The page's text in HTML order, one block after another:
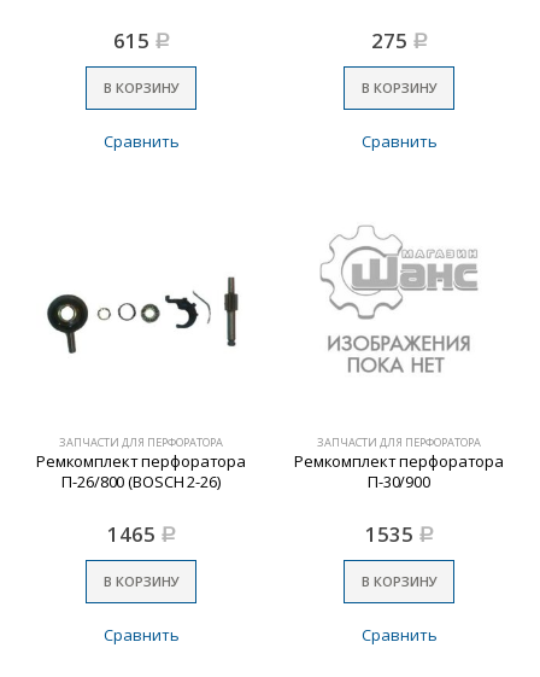
615 Р
В КОРЗИНУ
Сравнить
275 Р
В КОРЗИНУ
Сравнить
ЗАПЧАСТИ ДЛЯ ПЕРФОРАТОРА
Ремкомплект перфоратора
П-26/800 (BOSCH 2-26)
1465 Р
В КОРЗИНУ
Сравнить
ЗАПЧАСТИ ДЛЯ ПЕРФОРАТОРА
Ремкомплект перфоратора
П-30/900
1535 Р
В КОРЗИНУ
Сравнить